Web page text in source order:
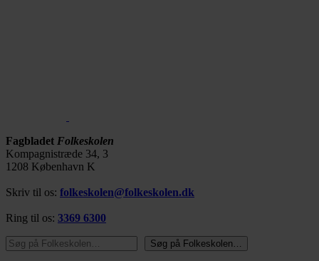
Fagbladet Folkeskolen
Kompagnistræde 34, 3
1208 København K
Skriv til os: folkeskolen@folkeskolen.dk
Ring til os: 3369 6300
Søg på Folkeskolen…
Søg på Folkeskolen…